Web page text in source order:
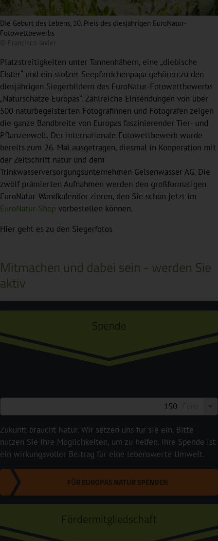
Die Geburt des Lebens, 10. Preis des diesjährigen EuroNatur-
Fotowettbewerbs
© Francisco Javier
Platzstreitigkeiten unter Tannenhähern, eine „diebische
Elster“ und ein stolzer Seepferdchenpapa gehören zu den
diesjährigen Siegerbildern des EuroNatur-Fotowettbewerbs
„Naturschätze Europas“. Zahlreiche Einsendungen von über
500 naturbegeisterten Fotografinnen und Fotografen zeigen
die ganze Bandbreite von Europas faszinierender Tier- und
Pflanzenwelt. Der internationale Fotowettbewerb wurde
bereits zum 26. Mal ausgetragen, diesmal in Kooperation mit
der Zeitschrift natur und dem
Trinkwasserversorgungsunternehmen Gelsenwasser AG. Die
zwölf prämierten Aufnahmen werden den großformatigen
EuroNatur-Wandkalender zieren, den Sie schon jetzt im
EuroNatur-Shop vorbestellen können.
Hier geht es zu den Siegerfotos
Mitmachen und dabei sein - werden Sie
aktiv
Spende
Zukunft braucht Natur. Wir setzen uns für sie ein. Bitte
nutzen Sie Ihre Möglichkeiten, um zu helfen. Ihre Spende ist
ein wirkungsvoller Beitrag für eine lebenswerte Umwelt.
FÜR EUROPAS NATUR SPENDEN
Fördermitgliedschaft